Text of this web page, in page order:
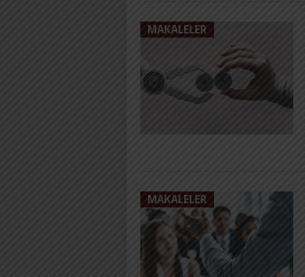
MAKALELER
MAKALELER